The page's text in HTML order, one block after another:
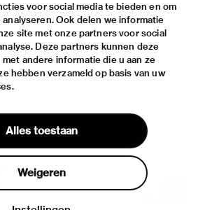
voor social media te bieden en om
Ook delen we informatie
site met onze partners voor social
Deze partners kunnen deze
andere informatie die u aan ze
hebben verzameld op basis van uw
Alles toestaan
Weigeren